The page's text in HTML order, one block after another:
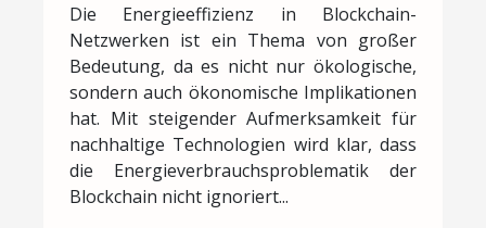
Die Energieeffizienz in Blockchain-
Netzwerken ist ein Thema von großer
Bedeutung, da es nicht nur ökologische,
sondern auch ökonomische Implikationen
hat. Mit steigender Aufmerksamkeit für
nachhaltige Technologien wird klar, dass
die Energieverbrauchsproblematik der
Blockchain nicht ignoriert...